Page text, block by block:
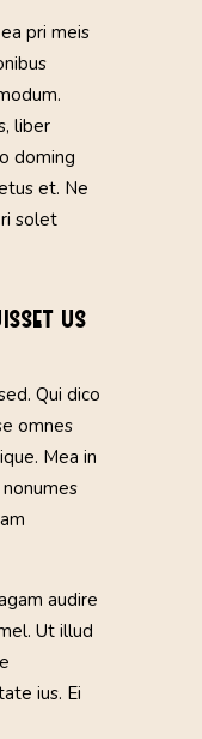
pri meis
liber
doming
et. Ne
solet
us
Qui dico
omnes
Mea in
audire
Ut illud
ius. Ei